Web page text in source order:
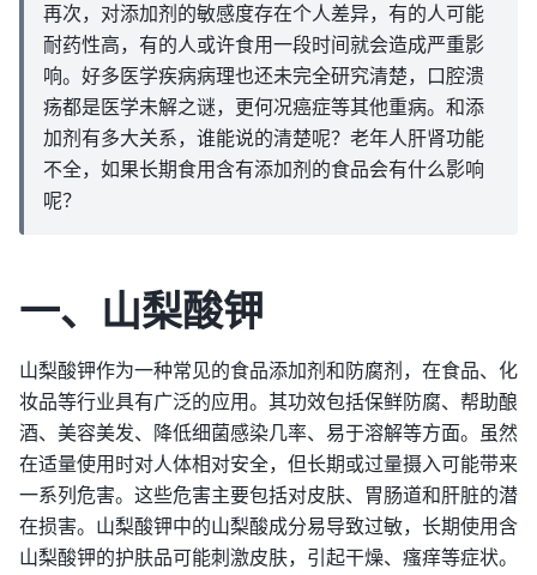
再次，对添加剂的敏感度存在个人差异，有的人可能
耐药性高，有的人或许食用一段时间就会造成严重影
响。好多医学疾病病理也还未完全研究清楚，口腔溃
疡都是医学未解之谜，更何况癌症等其他重病。和添
加剂有多大关系，谁能说的清楚呢？老年人肝肾功能
不全，如果长期食用含有添加剂的食品会有什么影响
呢？
一、山梨酸钾
山梨酸钾作为一种常见的食品添加剂和防腐剂，在食品、化
妆品等行业具有广泛的应用。其功效包括保鲜防腐、帮助酿
酒、美容美发、降低细菌感染几率、易于溶解等方面。虽然
在适量使用时对人体相对安全，但长期或过量摄入可能带来
一系列危害。这些危害主要包括对皮肤、胃肠道和肝脏的潜
在损害。山梨酸钾中的山梨酸成分易导致过敏，长期使用含
山梨酸钾的护肤品可能刺激皮肤，引起干燥、瘙痒等症状。